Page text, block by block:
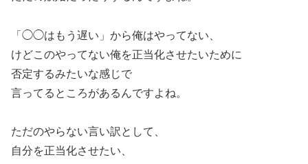
「◯◯はもう遅い」から俺はやってない、
けどこのやってない俺を正当化させたいために
否定するみたいな感じで
言ってるところがあるんですよね。
ただのやらない言い訳として、
自分を正当化させたい、